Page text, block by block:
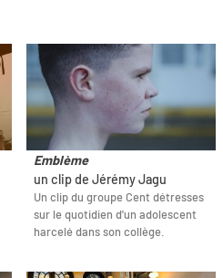
Emblème
un clip de Jérémy Jagu
Un clip du groupe Cent détresses
sur le quotidien d'un adolescent
harcelé dans son collège.